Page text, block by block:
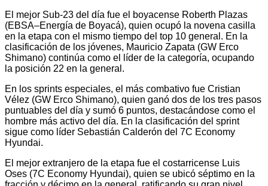
El mejor Sub-23 del día fue el boyacense Roberth Plazas
(EBSA–Energía de Boyacá), quien ocupó la novena casilla
en la etapa con el mismo tiempo del top 10 general. En la
clasificación de los jóvenes, Mauricio Zapata (GW Erco
Shimano) continúa como el líder de la categoría, ocupando
la posición 22 en la general.
En los sprints especiales, el más combativo fue Cristian
Vélez (GW Erco Shimano), quien ganó dos de los tres pasos
puntuables del día y sumó 6 puntos, destacándose como el
hombre más activo del día. En la clasificación del sprint
sigue como líder Sebastián Calderón del 7C Economy
Hyundai.
El mejor extranjero de la etapa fue el costarricense Luis
Oses (7C Economy Hyundai), quien se ubicó séptimo en la